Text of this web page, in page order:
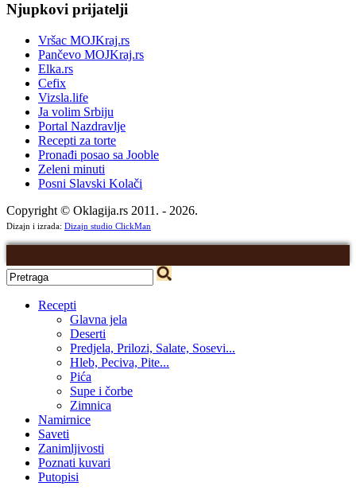
Njupkovi prijatelji
Vršac MOJKraj.rs
Pančevo MOJKraj.rs
Elka.rs
Cefix
Vizsla.life
Ja volim Srbiju
Portal Nazdravlje
Recepti za torte
Pronađi posao sa Jooble
Zeleni minuti
Posni Slavski Kolači
Copyright © Oklagija.rs 2011. - 2026.
Dizajn i izrada: Dizajn studio ClickMan
Recepti
Glavna jela
Deserti
Predjela, Prilozi, Salate, Sosevi...
Hleb, Peciva, Pite...
Pića
Supe i čorbe
Zimnica
Namirnice
Saveti
Zanimljivosti
Poznati kuvari
Putopisi